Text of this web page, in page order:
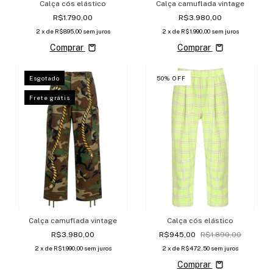
Calça cós elástico
R$1.790,00
2 x de R$895,00 sem juros
Comprar
Calça camuflada vintage
R$3.980,00
2 x de R$1.990,00 sem juros
Comprar
Esgotado
Frete grátis
Calça camuflada vintage
R$3.980,00
2 x de R$1.990,00 sem juros
50% OFF
Calça cós elástico
R$945,00
R$1.890,00
2 x de R$472,50 sem juros
Comprar